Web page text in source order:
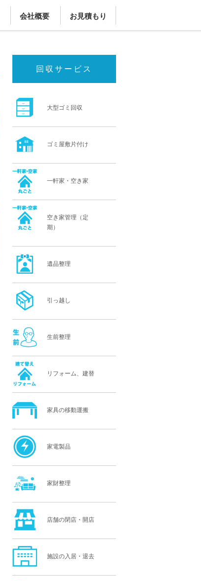
会社概要 お見積もり
回収サービス
大型ゴミ回収
ゴミ屋敷片付け
一軒家・空き家
空き家管理（定
期）
遺品整理
引っ越し
生前整理
リフォーム、建替
家具の移動運搬
家電製品
家財整理
店舗の閉店・開店
施設の入居・退去